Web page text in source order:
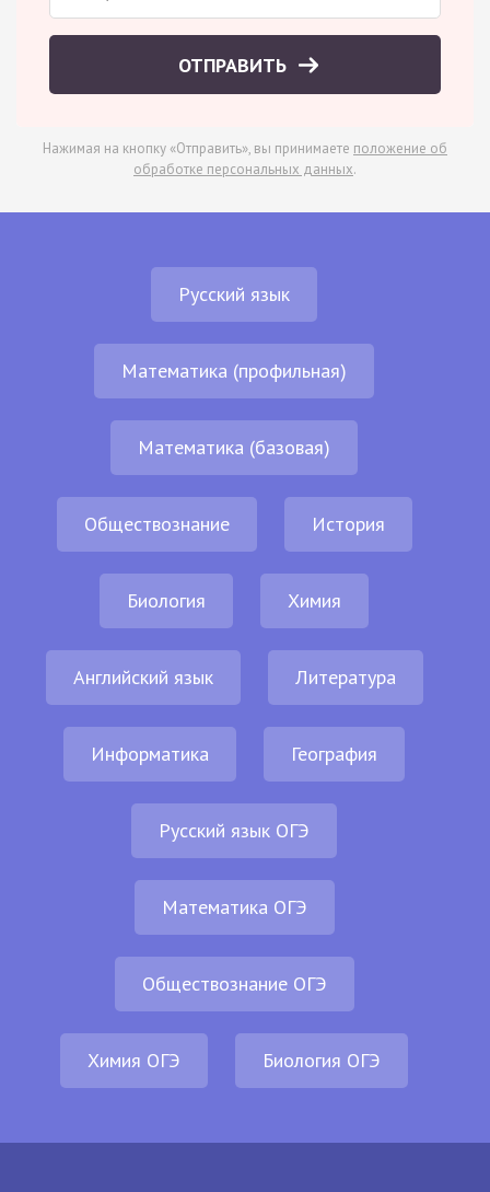
ОТПРАВИТЬ
Нажимая на кнопку «Отправить», вы принимаете положение об
обработке персональных данных.
Русский язык
Математика (профильная)
Математика (базовая)
Обществознание История
Биология Химия
Английский язык Литература
Информатика География
Русский язык ОГЭ
Математика ОГЭ
Обществознание ОГЭ
Химия ОГЭ Биология ОГЭ